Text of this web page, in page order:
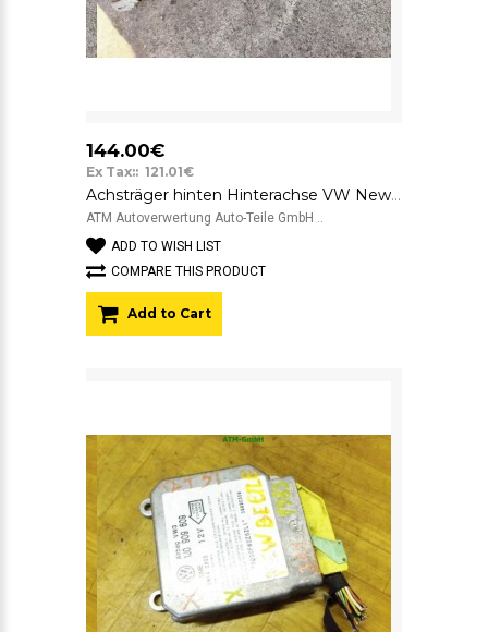
144.00€
Ex Tax:: 121.01€
Achsträger hinten Hinterachse VW New Beetle 1J0500041AG
ATM Autoverwertung Auto-Teile GmbH ..
ADD TO WISH LIST
COMPARE THIS PRODUCT
Add to Cart